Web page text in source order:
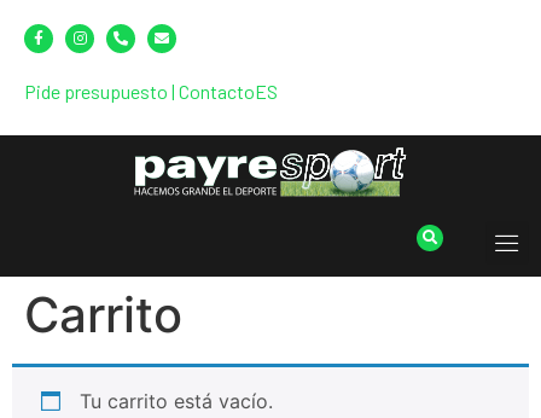
Pide presupuesto | ContactoES
Carrito
Tu carrito está vacío.